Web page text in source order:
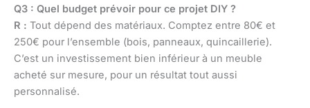
Q3 : Quel budget prévoir pour ce projet DIY ?
R : Tout dépend des matériaux. Comptez entre 80€ et
250€ pour l’ensemble (bois, panneaux, quincaillerie).
C’est un investissement bien inférieur à un meuble
acheté sur mesure, pour un résultat tout aussi
personnalisé.